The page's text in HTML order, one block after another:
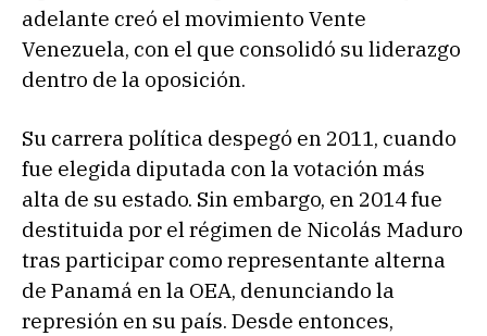
adelante creó el movimiento Vente
Venezuela, con el que consolidó su liderazgo
dentro de la oposición.
Su carrera política despegó en 2011, cuando
fue elegida diputada con la votación más
alta de su estado. Sin embargo, en 2014 fue
destituida por el régimen de Nicolás Maduro
tras participar como representante alterna
de Panamá en la OEA, denunciando la
represión en su país. Desde entonces,